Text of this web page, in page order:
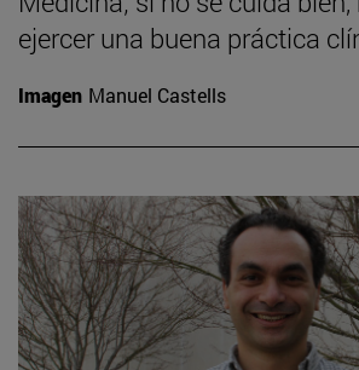
ejercer una buena práctica
Imagen Manuel Castells